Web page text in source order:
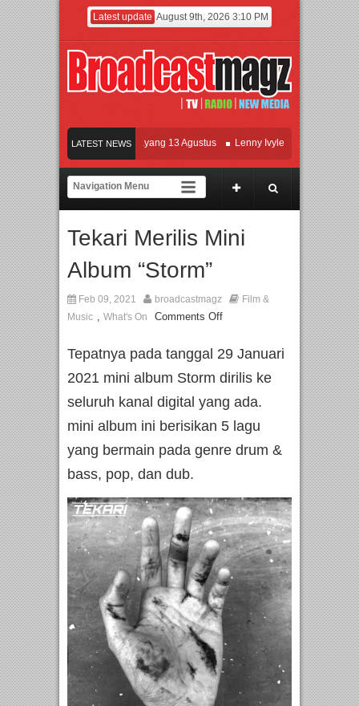
Latest update August 9th, 2026 3:10 PM
LATEST NEWS
Film KETOK MEJIK Siap Tayang 13 Agustus Lenny Ivylen: 26 Tahun Jaga
UI dan Universitas Agung Podomoro Jalin Kerja Sama Pendidikan dan Riset
Tekari Merilis Mini
Album “Storm”
Feb 09, 2021 broadcastmagz
Film &
Music , What's On Comments Off
Tepatnya pada tanggal 29 Januari
2021 mini album Storm dirilis ke
seluruh kanal digital yang ada.
mini album ini berisikan 5 lagu
yang bermain pada genre drum &
bass, pop, dan dub.